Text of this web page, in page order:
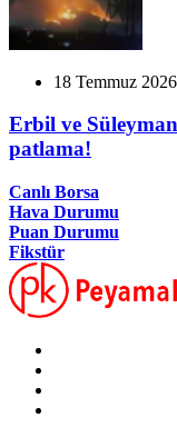
18 Temmuz 2026
Erbil ve
patlama!
Canlı Borsa
Hava Durumu
Puan Durumu
Fikstür